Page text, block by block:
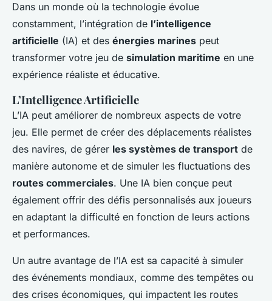
Dans un monde où la technologie évolue
constamment, l’intégration de l’intelligence
artificielle (IA) et des énergies marines peut
transformer votre jeu de simulation maritime en une
expérience réaliste et éducative.
L’Intelligence Artificielle
L’IA peut améliorer de nombreux aspects de votre
jeu. Elle permet de créer des déplacements réalistes
des navires, de gérer les systèmes de transport de
manière autonome et de simuler les fluctuations des
routes commerciales. Une IA bien conçue peut
également offrir des défis personnalisés aux joueurs
en adaptant la difficulté en fonction de leurs actions
et performances.
Un autre avantage de l’IA est sa capacité à simuler
des événements mondiaux, comme des tempêtes ou
des crises économiques, qui impactent les routes